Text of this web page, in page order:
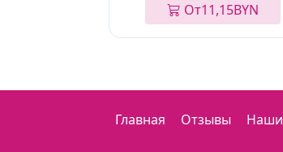
От11,15BYN
Главная Отзывы Наши